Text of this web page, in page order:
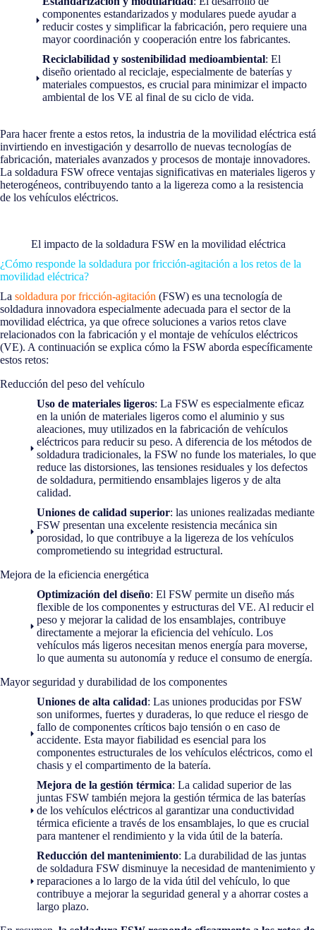
componentes estandarizados y modulares puede ayudar a
reducir costes y simplificar la fabricación, pero requiere una
mayor coordinación y cooperación entre los fabricantes.
Reciclabilidad y sostenibilidad medioambiental: El
diseño orientado al reciclaje, especialmente de baterías y
materiales compuestos, es crucial para minimizar el impacto
ambiental de los VE al final de su ciclo de vida.
Para hacer frente a estos retos, la industria de la movilidad eléctrica está
invirtiendo en investigación y desarrollo de nuevas tecnologías de
fabricación, materiales avanzados y procesos de montaje innovadores.
La soldadura FSW ofrece ventajas significativas en materiales ligeros y
heterogéneos, contribuyendo tanto a la ligereza como a la resistencia
de los vehículos eléctricos.
El impacto de la soldadura FSW en la movilidad eléctrica
¿Cómo responde la soldadura por fricción-agitación a los retos de la
movilidad eléctrica?
La soldadura por fricción-agitación (FSW) es una tecnología de
soldadura innovadora especialmente adecuada para el sector de la
movilidad eléctrica, ya que ofrece soluciones a varios retos clave
relacionados con la fabricación y el montaje de vehículos eléctricos
(VE). A continuación se explica cómo la FSW aborda específicamente
estos retos:
Reducción del peso del vehículo
Uso de materiales ligeros: La FSW es especialmente eficaz
en la unión de materiales ligeros como el aluminio y sus
aleaciones, muy utilizados en la fabricación de vehículos
eléctricos para reducir su peso. A diferencia de los métodos de
soldadura tradicionales, la FSW no funde los materiales, lo que
reduce las distorsiones, las tensiones residuales y los defectos
de soldadura, permitiendo ensamblajes ligeros y de alta
calidad.
Uniones de calidad superior: las uniones realizadas mediante
FSW presentan una excelente resistencia mecánica sin
porosidad, lo que contribuye a la ligereza de los vehículos
comprometiendo su integridad estructural.
Mejora de la eficiencia energética
Optimización del diseño: El FSW permite un diseño más
flexible de los componentes y estructuras del VE. Al reducir el
peso y mejorar la calidad de los ensamblajes, contribuye
directamente a mejorar la eficiencia del vehículo. Los
vehículos más ligeros necesitan menos energía para moverse,
lo que aumenta su autonomía y reduce el consumo de energía.
Mayor seguridad y durabilidad de los componentes
Uniones de alta calidad: Las uniones producidas por FSW
son uniformes, fuertes y duraderas, lo que reduce el riesgo de
fallo de componentes críticos bajo tensión o en caso de
accidente. Esta mayor fiabilidad es esencial para los
componentes estructurales de los vehículos eléctricos, como el
chasis y el compartimento de la batería.
Mejora de la gestión térmica: La calidad superior de las
juntas FSW también mejora la gestión térmica de las baterías
de los vehículos eléctricos al garantizar una conductividad
térmica eficiente a través de los ensamblajes, lo que es crucial
para mantener el rendimiento y la vida útil de la batería.
Reducción del mantenimiento: La durabilidad de las juntas
de soldadura FSW disminuye la necesidad de mantenimiento y
reparaciones a lo largo de la vida útil del vehículo, lo que
contribuye a mejorar la seguridad general y a ahorrar costes a
largo plazo.